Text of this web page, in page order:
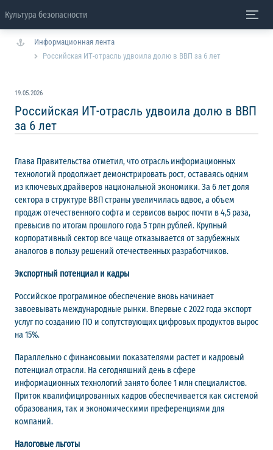
Культура безопасности
Информационная лента
Российская ИТ-отрасль удвоила долю в ВВП за 6 лет
19.05.2026
Российская ИТ-отрасль удвоила долю в ВВП
за 6 лет
Глава Правительства отметил, что отрасль информационных
технологий продолжает демонстрировать рост, оставаясь одним
из ключевых драйверов национальной экономики. За 6 лет доля
сектора в структуре ВВП страны увеличилась вдвое, а объем
продаж отечественного софта и сервисов вырос почти в 4,5 раза,
превысив по итогам прошлого года 5 трлн рублей. Крупный
корпоративный сектор все чаще отказывается от зарубежных
аналогов в пользу решений отечественных разработчиков.
Экспортный потенциал и кадры
Российское программное обеспечение вновь начинает
завоевывать международные рынки. Впервые с 2022 года экспорт
услуг по созданию ПО и сопутствующих цифровых продуктов вырос
на 15%.
Параллельно с финансовыми показателями растет и кадровый
потенциал отрасли. На сегодняшний день в сфере
информационных технологий занято более 1 млн специалистов.
Приток квалифицированных кадров обеспечивается как системой
образования, так и экономическими преференциями для
компаний.
Налоговые льготы